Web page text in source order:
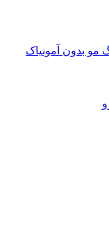
مو بدون آمونیاک